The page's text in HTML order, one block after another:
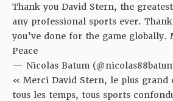
Thank you David Stern, the
any professional sports ever.
you’ve done for the game globally.
Peace
— Nicolas Batum
« Merci David Stern, le plus grand
tous les temps, tous sports